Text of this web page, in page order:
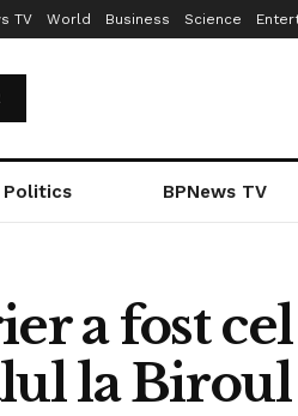
TV World Business Science
Politics BPNews TV
a fost
la